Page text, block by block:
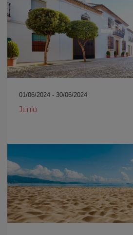
01/06/2024 - 30/06/2024
Junio